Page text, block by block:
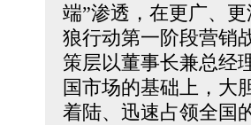
端”渗透，在更广、
狼行动第一阶段营销
策层以董事长兼总经
国市场的基础上，大
着陆、迅速占领全国